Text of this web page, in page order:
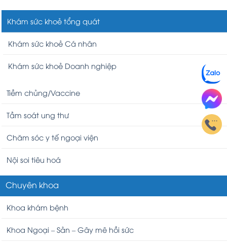
Khám sức khoẻ tổng quát
Khám sức khoẻ Cá nhân
Khám sức khoẻ Doanh nghiệp
Tiềm chủng/Vaccine
Tầm soát ung thư
Chăm sóc y tế ngoại viện
Nội soi tiêu hoá
Chuyên khoa
Khoa khám bệnh
Khoa Ngoại – Sản – Gây mê hồi sức